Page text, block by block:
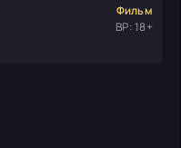
Фильм
ВР: 18+